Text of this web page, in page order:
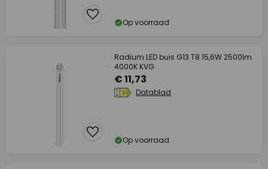
Op voorraad
Radium LED buis G13 T8 15,6W 2500lm
4000K KVG
€ 11,73
Datablad
Op voorraad